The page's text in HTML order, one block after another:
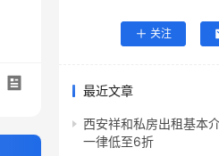
关注
最近文章
西安祥和私房出租基本
一律低至6折